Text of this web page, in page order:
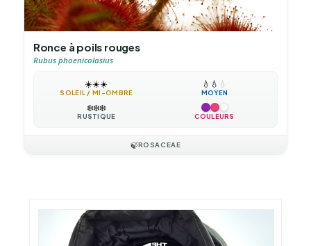
Ronce à poils rouges
Rubus phoenicolasius
☀️☀️☀️
SOLEIL / MI-OMBRE
💧 💧 💧
MOYEN
❄️❄️❄️
RUSTIQUE COULEURS
🍃ROSACEAE